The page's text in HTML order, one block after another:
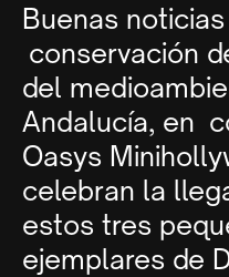
Buenas
conservación
del
Andalucía, en
Oasys
celebran la
estos tres
ejemplares de